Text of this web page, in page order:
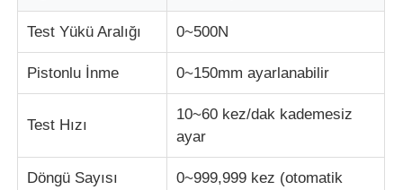
Yapıştırıcı deneme ekipmanları
kumaş test makinesi
Test Yükü Aralığı 0~500N
Pistonlu İnme 0~150mm ayarlanabilir
Test Hızı
10~60 kez/dak kademesiz
ayar
Döngü Sayısı
0~999,999 kez (otomatik